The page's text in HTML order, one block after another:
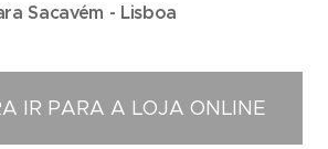
Sacavém - Lisboa
IR PARA A LOJA ONLINE